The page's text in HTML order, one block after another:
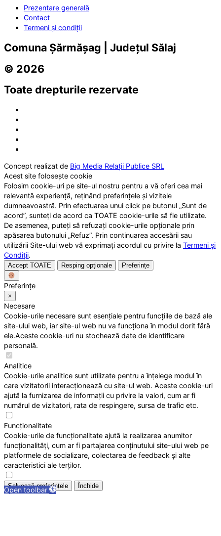
Open toolbar
Prezentare generală
Contact
Termeni și condiții
Comuna Șărmășag | Județul Sălaj
© 2026
Toate drepturile rezervate
Concept realizat de Big Media Relații Publice SRL
Acest site folosește cookie
Folosim cookie-uri pe site-ul nostru pentru a vă oferi cea mai
relevantă experiență, reținând preferințele și vizitele
dumneavoastră. Prin efectuarea unui click pe butonul „Sunt de
acord”, sunteți de acord ca TOATE cookie-urile să fie utilizate.
De asemenea, puteți să refuzați cookie-urile opționale prin
apăsarea butonului „Refuz”. Prin continuarea accesării sau
utilizării Site-ului web vă exprimați acordul cu privire la Termeni și
Condiții.
Accept TOATE Resping opționale Preferințe
Preferințe
×
Necesare
Cookie-urile necesare sunt esențiale pentru funcțiile de bază ale
site-ului web, iar site-ul web nu va funcționa în modul dorit fără
ele.Aceste cookie-uri nu stochează date de identificare
personală.
Analitice
Cookie-urile analitice sunt utilizate pentru a înțelege modul în
care vizitatorii interacționează cu site-ul web. Aceste cookie-uri
ajută la furnizarea de informații cu privire la valori, cum ar fi
numărul de vizitatori, rata de respingere, sursa de trafic etc.
Funcționalitate
Cookie-urile de funcționalitate ajută la realizarea anumitor
funcționalități, cum ar fi partajarea conținutului site-ului web pe
platformele de socializare, colectarea de feedback și alte
caracteristici ale terților.
Salvează preferințele Închide